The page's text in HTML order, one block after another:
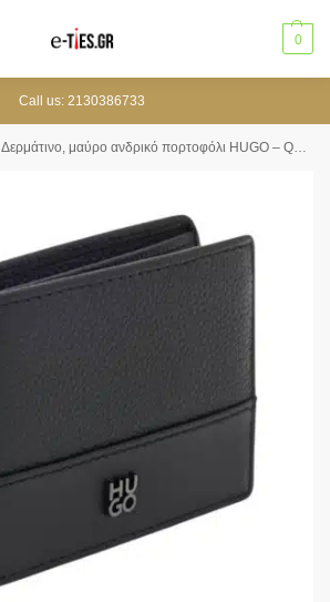
0
Call us: 2130386733
Δερμάτινο, μαύρο ανδρικό πορτοφόλι HUGO – Quantic Trifold